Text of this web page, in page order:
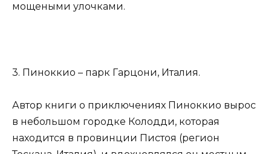
мощеными улочками.
3. Пиноккио – парк Гарцони, Италия.
Автор книги о приключениях Пиноккио вырос
в небольшом городке Колодди, которая
находится в провинции Пистоя (регион